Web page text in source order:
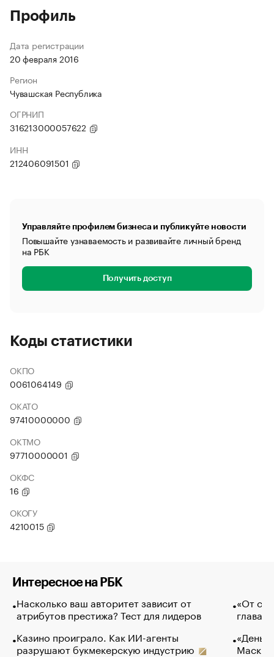
Профиль
Дата регистрации
20 февраля 2016
Регион
Чувашская Республика
ОГРНИП
316213000057622
ИНН
212406091501
Управляйте профилем бизнеса и публикуйте новости
Повышайте узнаваемость и развивайте личный бренд
на РБК
Получить доступ
Коды статистики
ОКПО
0061064149
ОКАТО
97410000000
ОКТМО
97710000001
ОКФС
16
ОКОГУ
4210015
Интересное на РБК
Насколько ваш авторитет зависит от
атрибутов престижа? Тест для лидеров
Казино проиграло. Как ИИ-агенты
разрушают букмекерскую индустрию
«От
глава
Маск в